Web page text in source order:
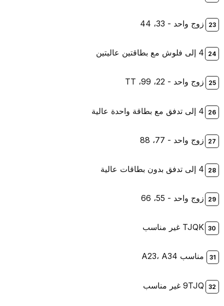
زوج واحد - 33، 44
4 إلى فلوش مع بطاقتين عاليتين
زوج واحد - 22، 99، TT
4 إلى تدفق مع بطاقة واحدة عالية
زوج واحد - 77، 88
4 إلى تدفق بدون بطاقات عالية
زوج واحد - 55، 66
TJQK غير مناسب
مناسب A23، A34
9TJQ غير مناسب